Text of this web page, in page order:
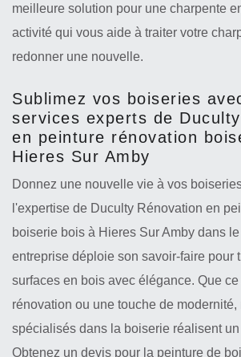
meilleure solution pour une charpente
activité qui vous aide à traiter votre
redonner une nouvelle.
Sublimez vos boiseries
services experts de
en peinture rénovation
Hieres Sur Amby
Donnez une nouvelle vie à vos
l'expertise de Duculty Rénovation en
boiserie bois à Hieres Sur Amby dans
entreprise déploie son savoir-faire pour
surfaces en bois avec élégance. Que
rénovation ou une touche de modernité,
spécialisés dans la boiserie réalisent
Obtenez un devis pour la peinture de